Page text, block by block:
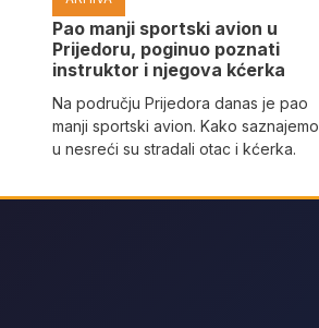
Pao manji sportski avion u
Prijedoru, poginuo poznati
instruktor i njegova kćerka
Na području Prijedora danas je pao
manji sportski avion. Kako saznajemo
u nesreći su stradali otac i kćerka.